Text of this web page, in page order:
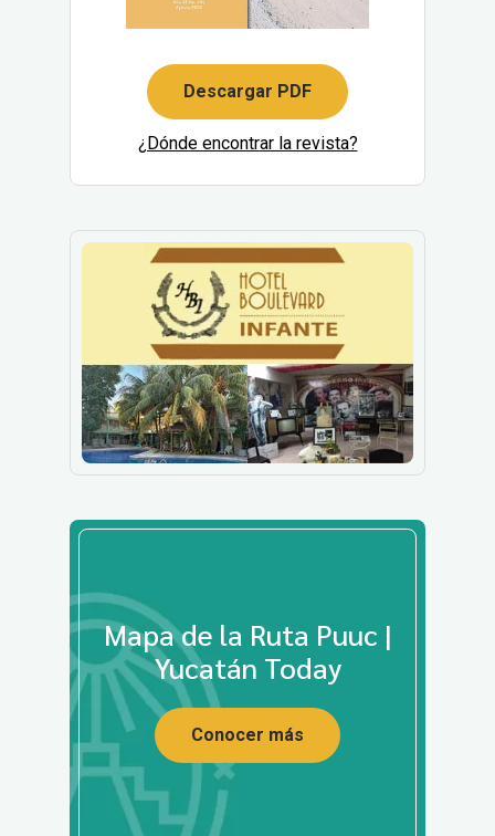
Descargar PDF
¿Dónde encontrar la revista?
Mapa de la Ruta Puuc |
Yucatán Today
Conocer más